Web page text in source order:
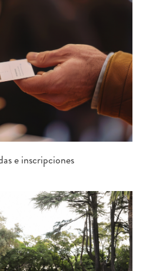
e inscripciones